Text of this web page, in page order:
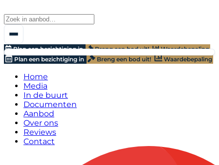
Plan een bezichtiging in Breng een bod uit!
Waardebepaling
Plan een bezichtiging in
Breng een bod uit! Waardebepaling
Home
Media
In de buurt
Documenten
Aanbod
Over ons
Reviews
Contact